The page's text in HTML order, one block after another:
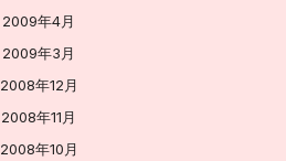
2009年4月
2009年3月
2008年12月
2008年11月
2008年10月